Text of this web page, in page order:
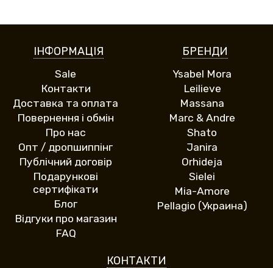
ІНФОРМАЦІЯ
Sale
Контакти
Доставка та оплата
Повернення і обмін
Про нас
Опт / дропшиппінг
Публічний договір
Подарункові
сертифікати
Блог
Відгуки про магазин
FAQ
БРЕНДИ
Ysabel Mora
Leilieve
Massana
Marc & Andre
Shato
Janira
Orhideja
Sielei
Mia-Amore
Pellagio (Украина)
КОНТАКТИ